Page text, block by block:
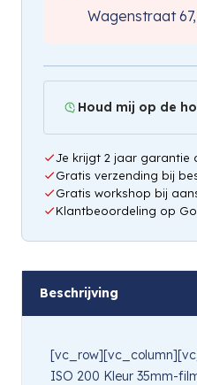
Wagenstraat
Houd mij op de
Je krijgt 2 jaar garantie
Gratis verzending bij
Gratis workshop bij
Klantbeoordeling op
Beschrijving
ISO 200 Kleur 35mm-